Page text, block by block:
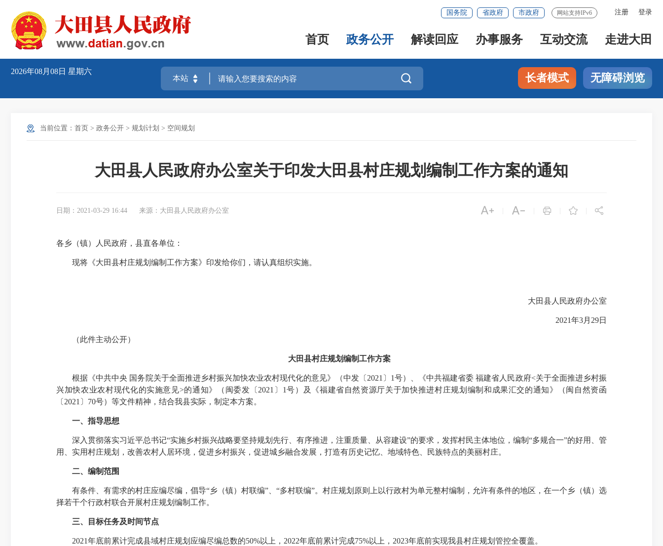
注册 登录
国务院 省政府 市政府 网站支持IPv6
首页 政务公开 解读回应 办事服务 互动交流 走进大田
2026年08月08日 星期六
 长者模式 无障碍浏览
当前位置： 首页 > 政务公开 > 规划计划 > 空间规划
大田县人民政府办公室关于印发大田县村庄规划编制工作方案的通知
日期：2021-03-29 16:44 来源：大田县人民政府办公室     
各乡（镇）人民政府，县直各单位：
现将《大田县村庄规划编制工作方案》印发给你们，请认真组织实施。
大田县人民政府办公室
2021年3月29日
（此件主动公开）
大田县村庄规划编制工作方案
根据《中共中央 国务院关于全面推进乡村振兴加快农业农村现代化的意见》（中发〔2021〕1号）、《中共福建省委 福建省人民政府<关于全面推进乡村振
兴加快农业农村现代化的实施意见>的通知》（闽委发〔2021〕1号）及《福建省自然资源厅关于加快推进村庄规划编制和成果汇交的通知》（闽自然资函
〔2021〕70号）等文件精神，结合我县实际，制定本方案。
一、指导思想
深入贯彻落实习近平总书记“实施乡村振兴战略要坚持规划先行、有序推进，注重质量、从容建设”的要求，发挥村民主体地位，编制“多规合一”的好用、管
用、实用村庄规划，改善农村人居环境，促进乡村振兴，促进城乡融合发展，打造有历史记忆、地域特色、民族特点的美丽村庄。
二、编制范围
有条件、有需求的村庄应编尽编，倡导“乡（镇）村联编”、“多村联编”。村庄规划原则上以行政村为单元整村编制，允许有条件的地区，在一个乡（镇）选
择若干个行政村联合开展村庄规划编制工作。
三、目标任务及时间节点
2021年底前累计完成县域村庄规划应编尽编总数的50%以上，2022年底前累计完成75%以上，2023年底前实现我县村庄规划管控全覆盖。